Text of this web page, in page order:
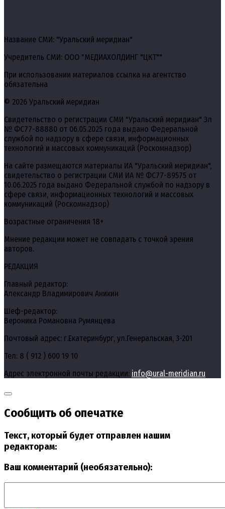
Название СМИ: "Уральский меридиан"
Учредитель СМИ: ООО "МЕДИАХОЛДИНГ "ЦКТ""
При использовании материалов ссылка на агентство
обязательна
© 2026 Уральский меридиан
Свидетельство о регистрации СМИ "Уральский меридиан" Эл
№ ФС77-88880 от 06.05.2025 года выдано Федеральной
службой по надзору в сфере связи, информационных
технологий и массовых коммуникаций (Роскомнадзор)
На сайте размещаются материалы ИА "Уральский меридиан",
свидетельство о регистрации СМИ ИА № ФС77-89575 от
10.06.2025 года выдано Федеральной службой по надзору в
сфере связи, информационных технологий и массовых
коммуникаций (Роскомнадзор)
Возрастные ограничения 18+
Мнение редакции может не совпадать с точкой зрения
авторов.
РЕДАКЦИЯ
Главный редактор:
Александр Владимирович Аникин
Шеф-редактор:
Вероника Романовна Румянцева
Почтовый адрес: г.Екатеринбург, ул.Генеральская, 3-201
Тел: 8 ( 912 ) 600 19 10
Адрес электронной почты редакции: info@ural-meridian.ru
Сообщить об опечатке
Текст, который будет отправлен нашим
редакторам:
Ваш комментарий (необязательно):